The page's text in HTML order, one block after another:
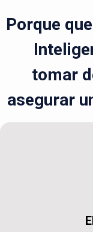
Porque
tomar
asegurar